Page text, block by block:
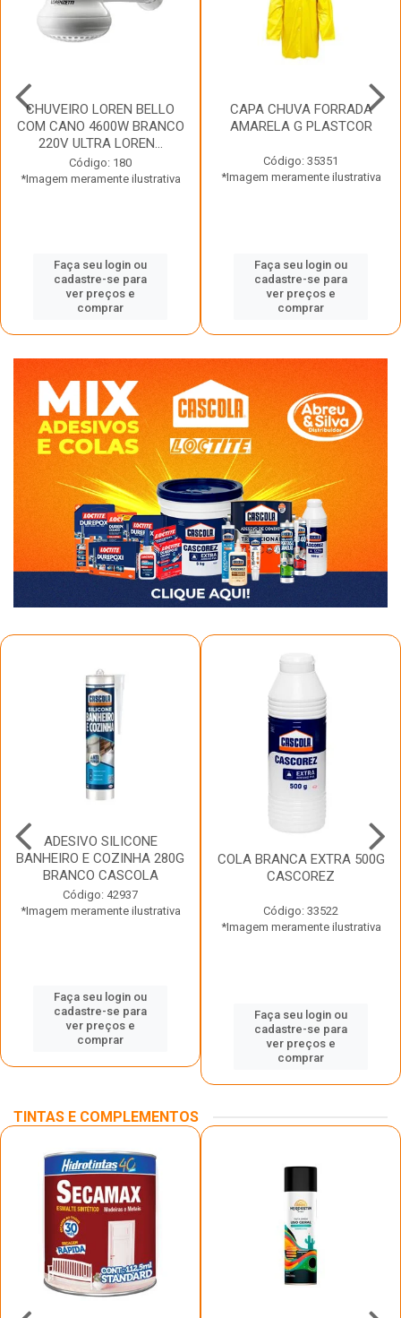
CHUVEIRO LOREN BELLO
COM CANO 4600W BRANCO
220V ULTRA LOREN...
Código: 180
*Imagem meramente ilustrativa
Faça seu login ou
cadastre-se para
ver preços e
comprar
CAPA CHUVA FORRADA
AMARELA G PLASTCOR
Código: 35351
*Imagem meramente ilustrativa
Faça seu login ou
cadastre-se para
ver preços e
comprar
ADESIVO SILICONE
BANHEIRO E COZINHA 280G
BRANCO CASCOLA
Código: 42937
*Imagem meramente ilustrativa
Faça seu login ou
cadastre-se para
ver preços e
comprar
COLA BRANCA EXTRA 500G
CASCOREZ
Código: 33522
*Imagem meramente ilustrativa
Faça seu login ou
cadastre-se para
ver preços e
comprar
TINTAS E COMPLEMENTOS